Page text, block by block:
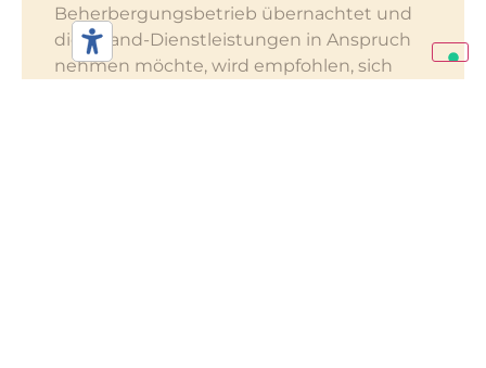
Beherbergungsbetrieb übernachtet und
die Strand-Dienstleistungen in Anspruch
nehmen möchte, wird empfohlen, sich